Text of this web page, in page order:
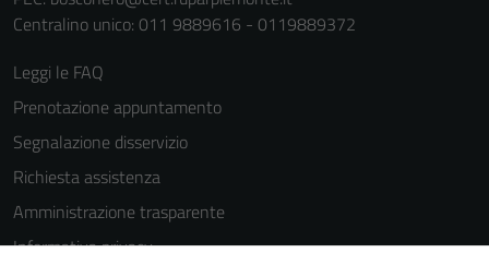
Centralino unico: 011 9889616 - 0119889372
Leggi le FAQ
Prenotazione appuntamento
Segnalazione disservizio
Richiesta assistenza
Amministrazione trasparente
Informativa privacy